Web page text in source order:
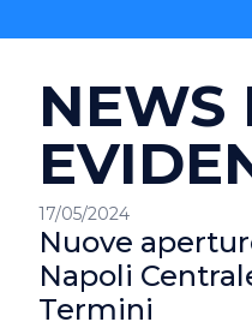
NEWS
17/05/2024
Nuove
Napoli
Termini